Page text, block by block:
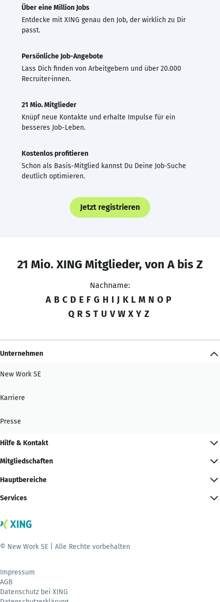
Über eine Million Jobs
Entdecke mit XING genau den Job, der wirklich zu Dir
passt.
Persönliche Job-Angebote
Lass Dich finden von Arbeitgebern und über 20.000
Recruiter·innen.
21 Mio. Mitglieder
Knüpf neue Kontakte und erhalte Impulse für ein
besseres Job-Leben.
Kostenlos profitieren
Schon als Basis-Mitglied kannst Du Deine Job-Suche
deutlich optimieren.
Jetzt registrieren
21 Mio. XING Mitglieder, von A bis Z
Nachname:
A B C D E F G H I J K L M N O P
Q R S T U V W X Y Z
Unternehmen
New Work SE
Karriere
Presse
Hilfe & Kontakt
Mitgliedschaften
Hauptbereiche
Services
© New Work SE | Alle Rechte vorbehalten
Impressum
AGB
Datenschutz bei XING